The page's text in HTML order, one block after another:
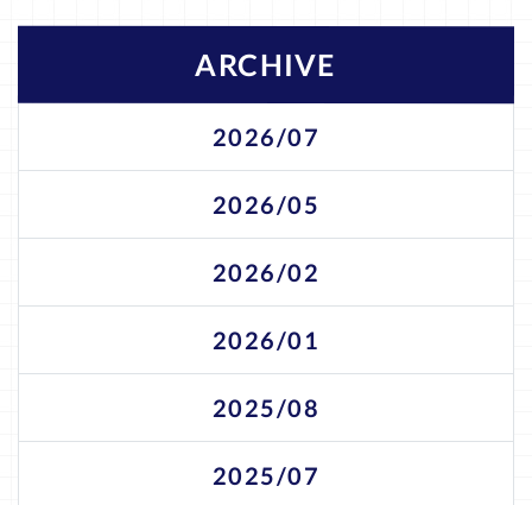
ARCHIVE
2026/07
2026/05
2026/02
2026/01
2025/08
2025/07